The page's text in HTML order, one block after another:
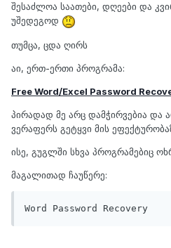
შესაძლოა საათები, დღეები და
უშედეგოდ
თუმცა, ცდა ღირს
აი, ერთ-ერთი პროგრამა:
Free Word/Excel Password
პირადად მე არც დამჭირვებია და
ვერაფერს გეტყვი მის
ისე, გუგლში სხვა პროგრამებიც
მაგალითად ჩაუწერე:
Word Password Recovery